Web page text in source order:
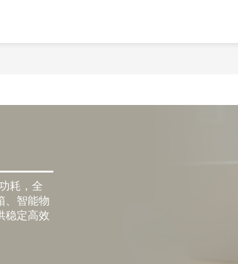
耗，全
、智能物
稳定高效